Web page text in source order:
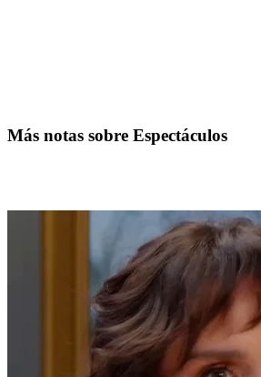
Más notas sobre Espectáculos